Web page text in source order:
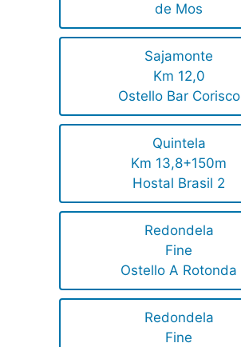
de Mos
Sajamonte
Km 12,0
Ostello Bar Corisco
Quintela
Km 13,8+150m
Hostal Brasil 2
Redondela
Fine
Ostello A Rotonda
Redondela
Fine